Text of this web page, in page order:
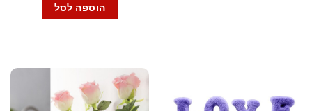
האפשרויות
הוספה לסל